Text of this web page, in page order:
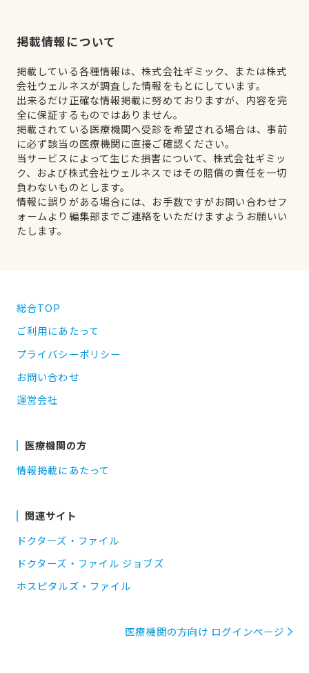
掲載情報について
掲載している各種情報は、株式会社ギミック、または株式
会社ウェルネスが調査した情報をもとにしています。
出来るだけ正確な情報掲載に努めておりますが、内容を完
全に保証するものではありません。
掲載されている医療機関へ受診を希望される場合は、事前
に必ず該当の医療機関に直接ご確認ください。
当サービスによって生じた損害について、株式会社ギミッ
ク、および株式会社ウェルネスではその賠償の責任を一切
負わないものとします。
情報に誤りがある場合には、お手数ですがお問い合わせフ
ォームより編集部までご連絡をいただけますようお願いい
たします。
総合TOP
ご利用にあたって
プライバシーポリシー
お問い合わせ
運営会社
医療機関の方
情報掲載にあたって
関連サイト
ドクターズ・ファイル
ドクターズ・ファイル ジョブズ
ホスピタルズ・ファイル
医療機関の方向け ログインページ